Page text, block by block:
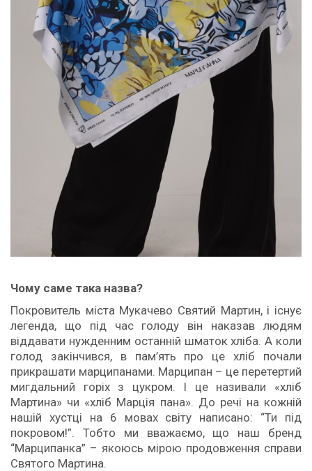
Чому саме така назва?
Покровитель міста Мукачево Святий Мартин, і існує
легенда, що під час голоду він наказав людям
віддавати нужденним останній шматок хліба. А коли
голод закінчився, в пам’ять про це хліб почали
прикрашати марципанами. Марципан – це перетертий
мигдальний горіх з цукром. І це називали «хліб
Мартина» чи «хліб Марція пана». До речі на кожній
нашій хустці на 6 мовах світу написано: “Ти під
покровом!”. Тобто ми вважаємо, що наш бренд
“Марципанка” – якоюсь мірою продовження справи
Святого Мартина.